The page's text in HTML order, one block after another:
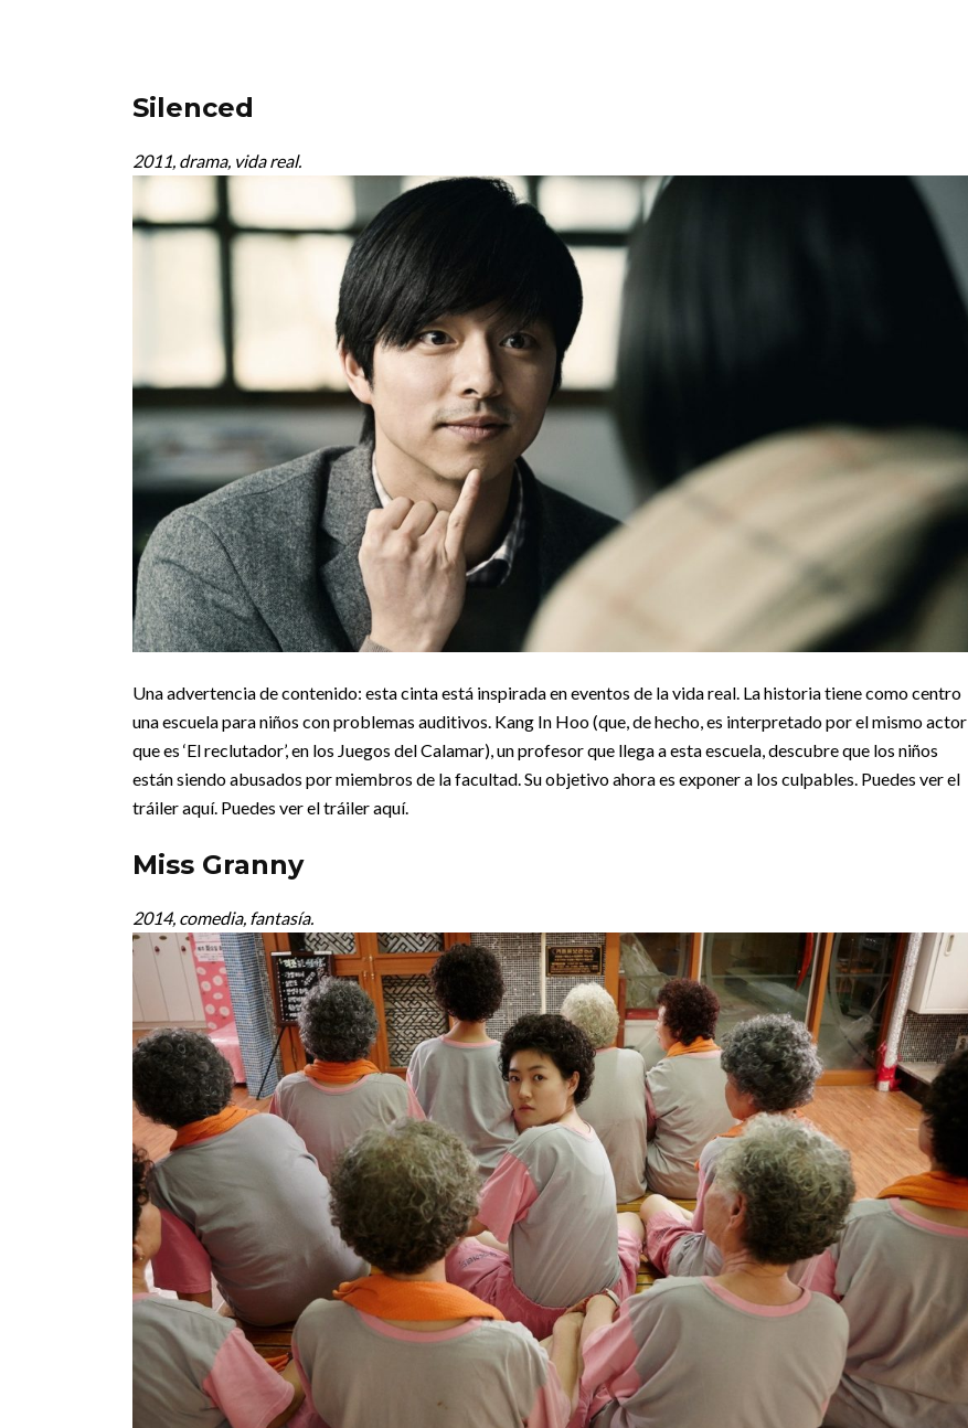
Silenced
2011, drama, vida real.
Una advertencia de contenido: esta cinta está inspirada en eventos de la vida real. La historia tiene como centro
una escuela para niños con problemas auditivos. Kang In Hoo (que, de hecho, es interpretado por el mismo actor
que es ‘El reclutador’, en los Juegos del Calamar), un profesor que llega a esta escuela, descubre que los niños
están siendo abusados por miembros de la facultad. Su objetivo ahora es exponer a los culpables. Puedes ver el
tráiler aquí. Puedes ver el tráiler aquí.
Miss Granny
2014, comedia, fantasía.